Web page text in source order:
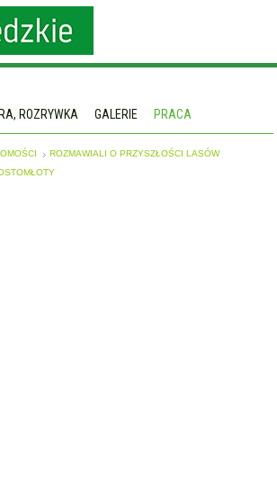
ROZRYWKA GALERIE PRACA
ROZMAWIALI O PRZYSZŁOŚCI LASÓW